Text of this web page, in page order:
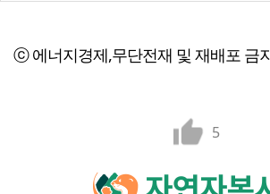
ⓒ 에너지경제,무단전재 및 재배포 금
5